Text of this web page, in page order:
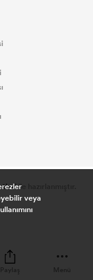
Paylaş Menü
ile hazırlanmıştır.
veya